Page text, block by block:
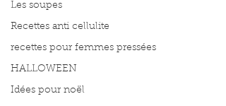
Les soupes
Recettes anti cellulite
recettes pour femmes pressées
HALLOWEEN
Idées pour noël